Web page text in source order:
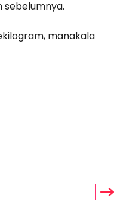
sebelumnya.
manakala